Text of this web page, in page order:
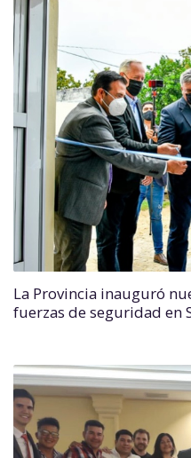
La Provincia inauguró
fuerzas de seguridad en